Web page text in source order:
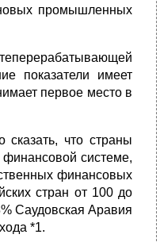
промышленных
показатели имеет
первое место в
сказать, что страны
системе,
финансовых
стран от 100 до
Саудовская Аравия
*1.